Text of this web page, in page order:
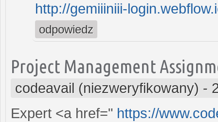
http://gemiiiniii-
odpowiedz
Project Management
codeavail (niezweryfikowany) -
Expert <a href=" https://